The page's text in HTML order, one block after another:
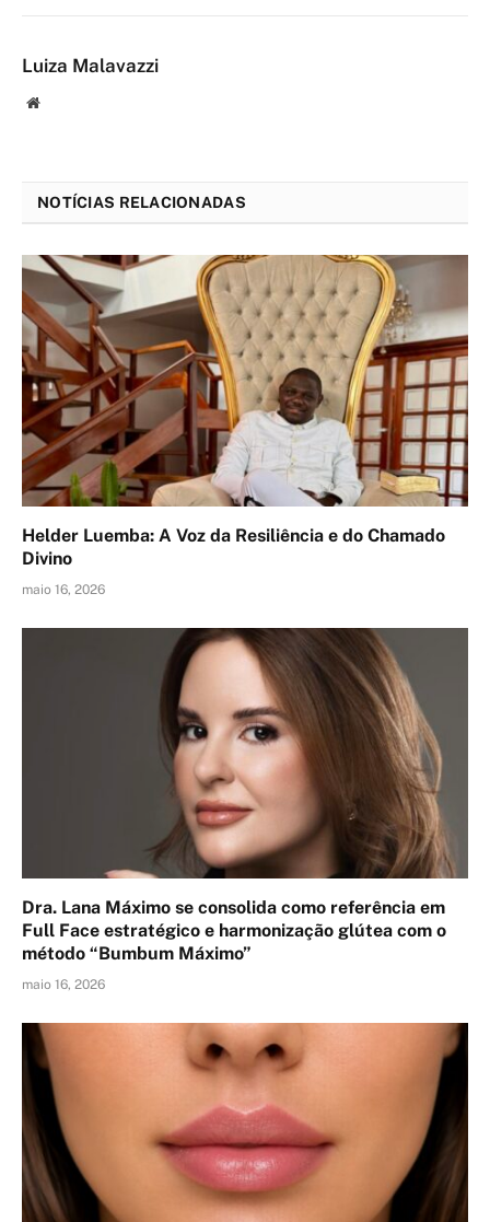
Luiza Malavazzi
Website
NOTÍCIAS RELACIONADAS
Helder Luemba: A Voz da Resiliência e do Chamado
Divino
maio 16, 2026
Dra. Lana Máximo se consolida como referência em
Full Face estratégico e harmonização glútea com o
método “Bumbum Máximo”
maio 16, 2026